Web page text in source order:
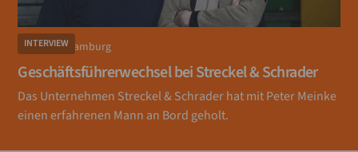
INTERVIEW
MÜHLE Hamburg
Geschäftsführerwechsel bei Streckel & Schrader
Das Unternehmen Streckel & Schrader hat mit Peter Meinke
einen erfahrenen Mann an Bord geholt.